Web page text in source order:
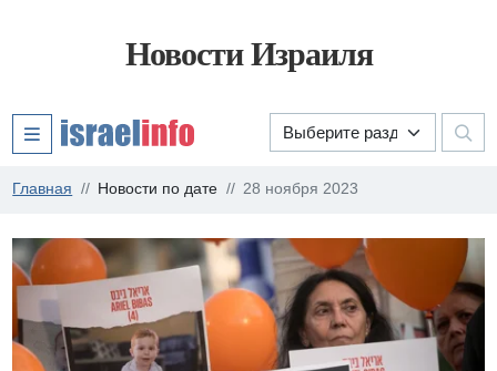
Новости Израиля
Главная Новости по дате 28 ноября 2023